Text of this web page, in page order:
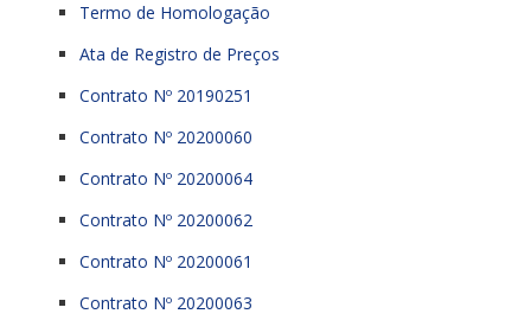
Termo de Homologação
Ata de Registro de Preços
Contrato Nº 20190251
Contrato Nº 20200060
Contrato Nº 20200064
Contrato Nº 20200062
Contrato Nº 20200061
Contrato Nº 20200063